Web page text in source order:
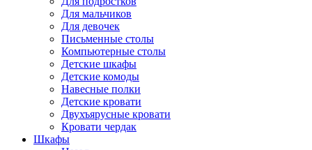
Для мальчиков
Для девочек
Письменные столы
Компьютерные столы
Детские шкафы
Детские комоды
Навесные полки
Детские кровати
Двухъярусные кровати
Кровати чердак
Шкафы